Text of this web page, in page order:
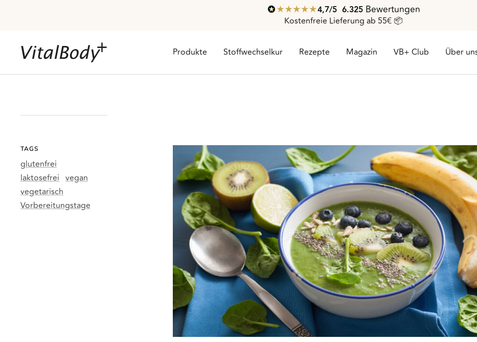
4,7/ 5 6.325 Bewertungen
Kostenfreie Lieferung ab 55€ 📦
Produkte Stoffwechselkur Rezepte Magazin VB+ Club Über
VitalBodyPLUS.de
TAGS
glutenfrei
laktosefrei vegan
vegetarisch
Vorbereitungstage